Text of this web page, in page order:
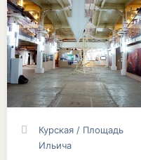
Курская / Площадь
Ильича